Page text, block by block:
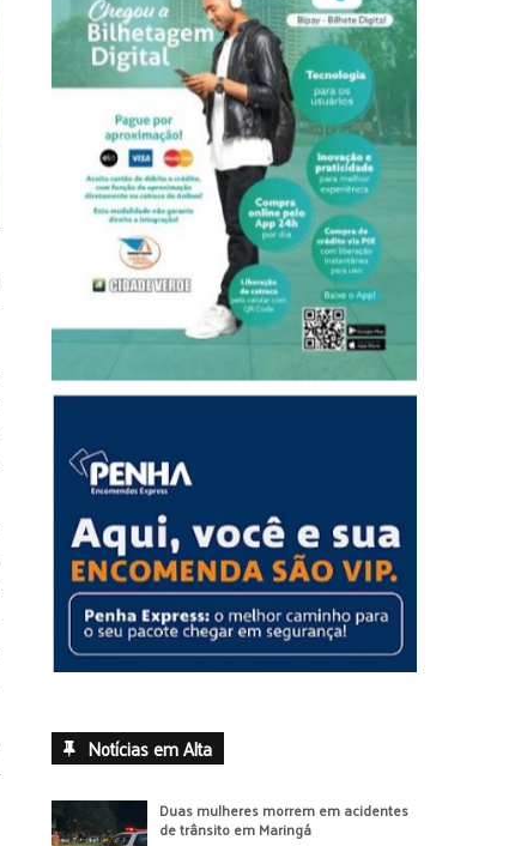
Notícias em Alta
Duas mulheres morrem em acidentes
de trânsito em Maringá